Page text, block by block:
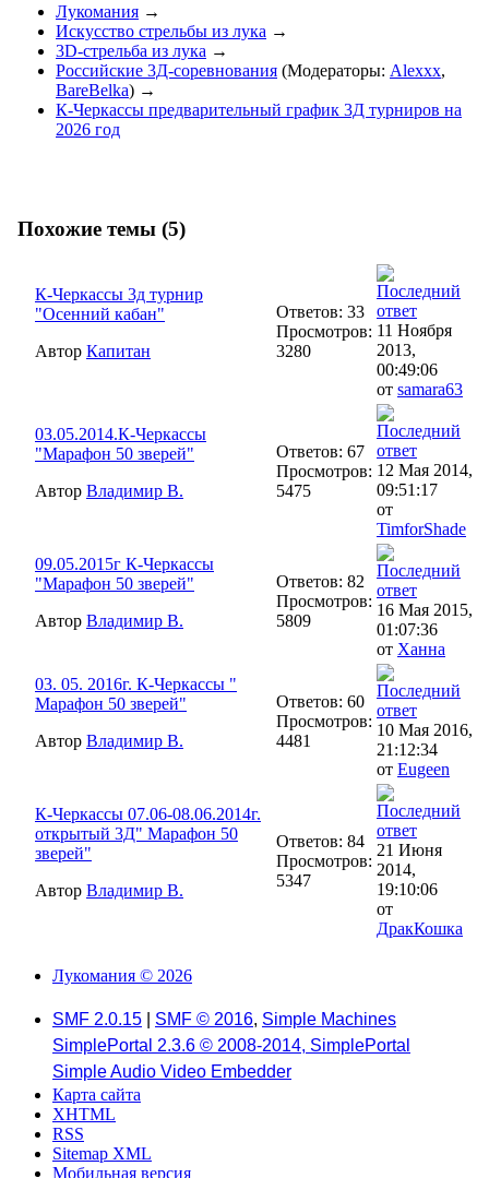
Лукомания →
Искусство стрельбы из лука →
3D-стрельба из лука →
Российские 3Д-соревнования (Модераторы: Alexxx,
BareBelka) →
К-Черкассы предварительный график 3Д турниров на
2026 год
Похожие темы (5)
К-Черкассы 3д турнир
"Осенний кабан"
Автор Капитан
Ответов: 33
Просмотров:
3280
11 Ноября
2013,
00:49:06
от samara63
03.05.2014.К-Черкассы
"Марафон 50 зверей"
Автор Владимир В.
Ответов: 67
Просмотров:
5475
12 Мая 2014,
09:51:17
от
TimforShade
09.05.2015г К-Черкассы
"Марафон 50 зверей"
Автор Владимир В.
Ответов: 82
Просмотров:
5809
16 Мая 2015,
01:07:36
от Ханна
03. 05. 2016г. К-Черкассы "
Марафон 50 зверей"
Автор Владимир В.
Ответов: 60
Просмотров:
4481
10 Мая 2016,
21:12:34
от Eugeen
К-Черкассы 07.06-08.06.2014г.
открытый 3Д" Марафон 50
зверей"
Автор Владимир В.
Ответов: 84
Просмотров:
5347
21 Июня
2014,
19:10:06
от
ДракКошка
Лукомания © 2026
SMF 2.0.15 SMF © 2016, Simple Machines
SimplePortal 2.3.6 © 2008-2014, SimplePortal
Simple Audio Video Embedder
Карта сайта
XHTML
RSS
Sitemap XML
Мобильная версия